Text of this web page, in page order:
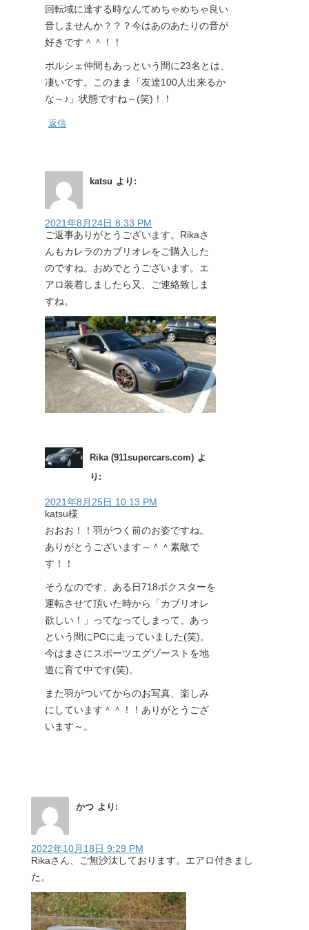
回転域に達する時なんてめちゃめちゃ良い
音しませんか？？？今はあのあたりの音が
好きです＾＾！！
ポルシェ仲間もあっという間に23名とは、
凄いです。このまま「友達100人出来るか
な～♪」状態ですね～(笑)！！
返信
katsu より:
2021年8月24日 8:33 PM
ご返事ありがとうございます。Rikaさ
んもカレラのカブリオレをご購入した
のですね。おめでとうございます。エ
アロ装着しましたら又、ご連絡致しま
すね。
Rika (911supercars.com) よ
り:
2021年8月25日 10:13 PM
katsu様
おおお！！羽がつく前のお姿ですね。
ありがとうございます～＾＾素敵で
す！！
そうなのです、ある日718ボクスターを
運転させて頂いた時から「カブリオレ
欲しい！」ってなってしまって、あっ
という間にPCに走っていました(笑)。
今はまさにスポーツエグゾーストを地
道に育て中です(笑)。
また羽がついてからのお写真、楽しみ
にしています＾＾！！ありがとうござ
います～。
かつ より:
2022年10月18日 9:29 PM
Rikaさん、ご無沙汰しております。エアロ付きまし
た。